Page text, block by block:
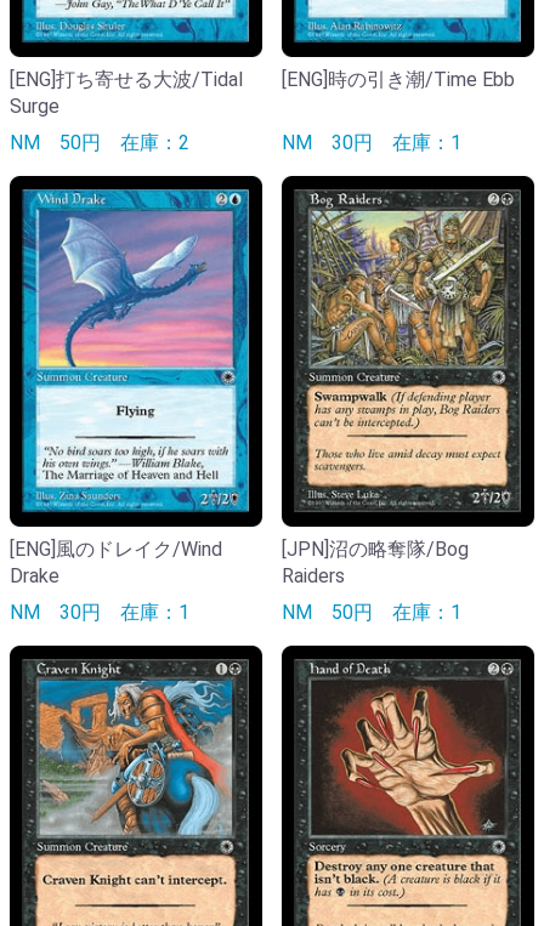
[ENG]打ち寄せる大波/Tidal
Surge
NM 50円 在庫：2
[ENG]時の引き潮/Time Ebb
NM 30円 在庫：1
[ENG]風のドレイク/Wind
Drake
NM 30円 在庫：1
[JPN]沼の略奪隊/Bog
Raiders
NM 50円 在庫：1